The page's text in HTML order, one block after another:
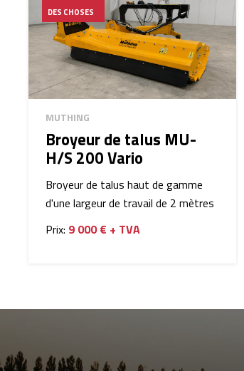
DES CHOSES
MUTHING
Broyeur de talus MU-
H/S 200 Vario
Broyeur de talus haut de gamme
d'une largeur de travail de 2 mètres
Prix: 9 000 € + TVA